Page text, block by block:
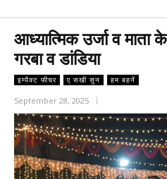
आध्यात्मिक उर्जा व माता
गरबा व डांडिया
इम्पैक्ट फीचर ए सखी सुन हम बहनें
September 28, 2025